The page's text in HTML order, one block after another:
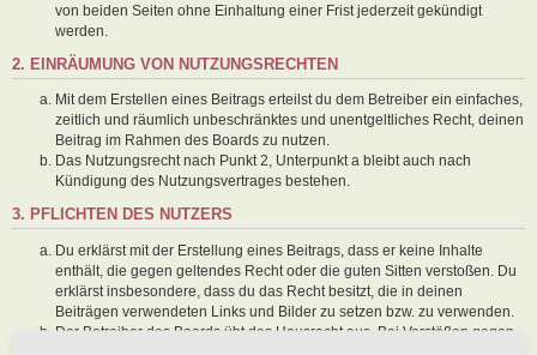
von beiden Seiten ohne Einhaltung einer Frist jederzeit gekündigt
werden.
2. EINRÄUMUNG VON NUTZUNGSRECHTEN
Mit dem Erstellen eines Beitrags erteilst du dem Betreiber ein einfaches,
zeitlich und räumlich unbeschränktes und unentgeltliches Recht, deinen
Beitrag im Rahmen des Boards zu nutzen.
Das Nutzungsrecht nach Punkt 2, Unterpunkt a bleibt auch nach
Kündigung des Nutzungsvertrages bestehen.
3. PFLICHTEN DES NUTZERS
Du erklärst mit der Erstellung eines Beitrags, dass er keine Inhalte
enthält, die gegen geltendes Recht oder die guten Sitten verstoßen. Du
erklärst insbesondere, dass du das Recht besitzt, die in deinen
Beiträgen verwendeten Links und Bilder zu setzen bzw. zu verwenden.
Der Betreiber des Boards übt das Hausrecht aus. Bei Verstößen gegen